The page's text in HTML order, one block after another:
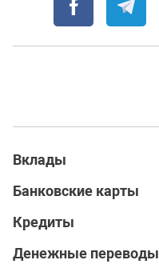
Вклады
Банковские карты
Кредиты
Денежные переводы